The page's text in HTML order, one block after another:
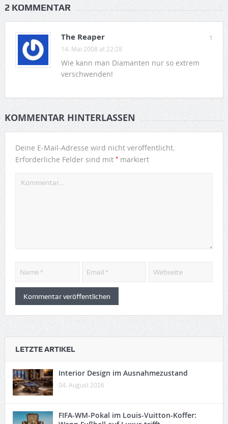
2 KOMMENTAR
1
The Reaper
14. Mai 2008 at 22:28
Wie kann man Diamanten nur so extrem
verschwenden!
KOMMENTAR HINTERLASSEN
Deine E-Mail-Adresse wird nicht veröffentlicht.
Erforderliche Felder sind mit *markiert
LETZTE ARTIKEL
Interior Design im Ausnahmezustand
04. August 2026
FIFA-WM-Pokal im Louis-Vuitton-Koffer: